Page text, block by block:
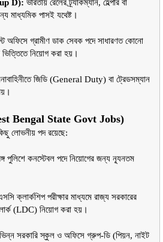
D): ভারতীয় রেলের ট্র্যাকম্যান, হেল্পার বা
মাধ্যমিক পাসই যথেষ্ট।
অফিসে গ্রামীণ ডাক সেবক পদে সাধারণত কোনো
ভিত্তিতে নিয়োগ করা হয়।
জিডি (General Duty) বা ট্রেডসম্যান
Bengal State Govt Jobs)
লোভনীয় পদ রয়েছে:
পুলিশে কনস্টেবল পদে নিয়োগের জন্য ন্যূনতম
ক্লার্কশিপ পরীক্ষার মাধ্যমে রাজ্য সরকারের
(LDC) নিয়োগ করা হয়।
সরকারি স্কুল ও অফিসে গ্রুপ-ডি (পিয়ন, নাইট